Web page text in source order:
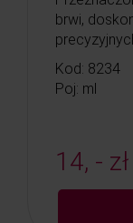
brwi,
Kod: 8234
Poj: ml
14, - zł